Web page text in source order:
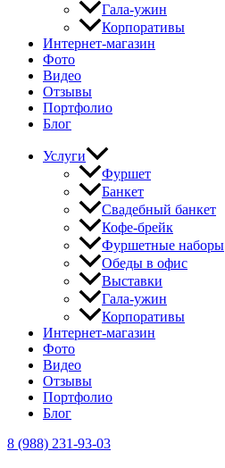
Гала-ужин
Корпоративы
Интернет-магазин
Фото
Видео
Отзывы
Портфолио
Блог
Услуги
Фуршет
Банкет
Свадебный банкет
Кофе-брейк
Фуршетные наборы
Обеды в офис
Выставки
Гала-ужин
Корпоративы
Интернет-магазин
Фото
Видео
Отзывы
Портфолио
Блог
8 (988) 231-93-03